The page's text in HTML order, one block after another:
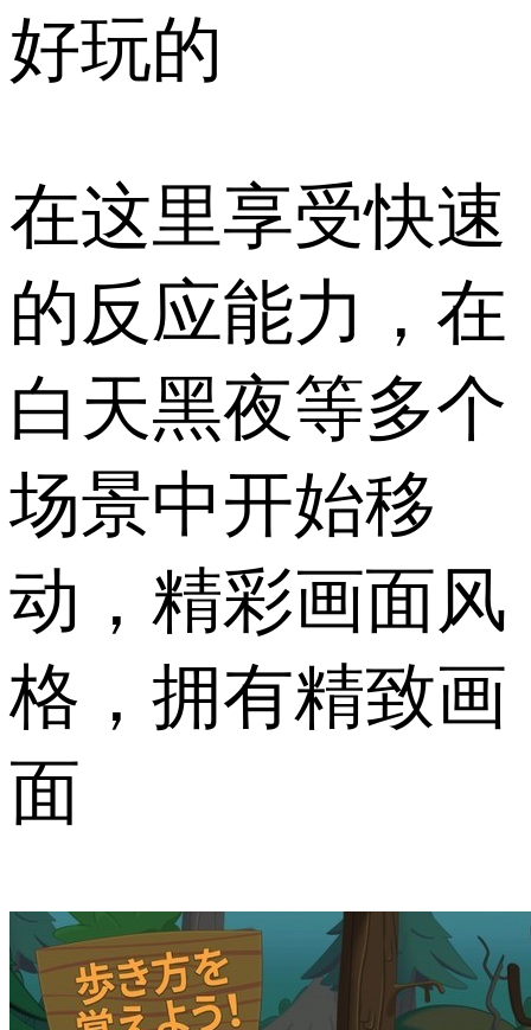
好玩的
在这里享受快速
的反应能力，在
白天黑夜等多个
场景中开始移
动，精彩画面风
格，拥有精致画
面